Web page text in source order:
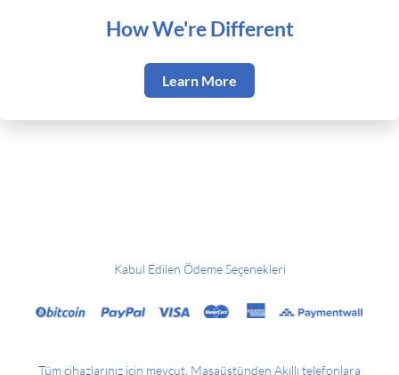
How We're Different
Learn More
Kabul Edilen Ödeme Seçenekleri
Tüm cihazlarınız için mevcut, Masaüstünden Akıllı telefonlara